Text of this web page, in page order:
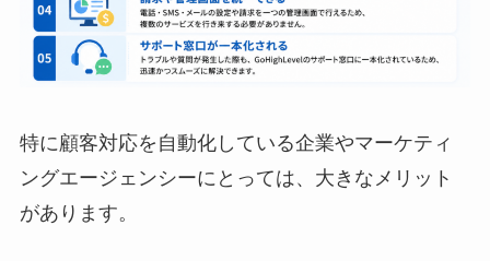
特に顧客対応を自動化している企業やマーケティ
ングエージェンシーにとっては、大きなメリット
があります。